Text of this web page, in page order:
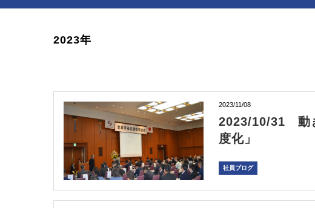
2023年
2023/11/08
2023/10/31 動
度化」
社員ブログ